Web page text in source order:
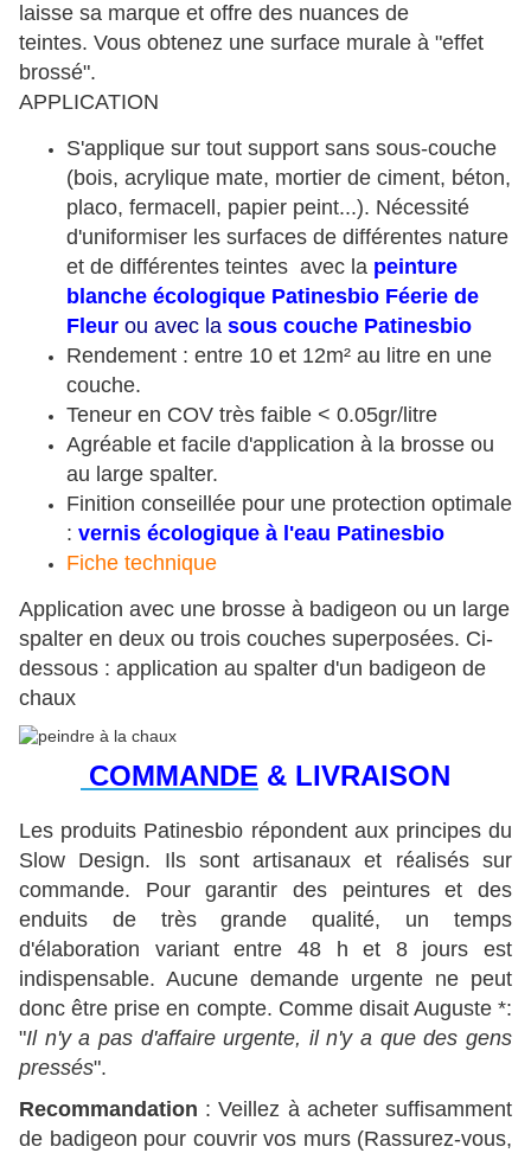
laisse sa marque et offre des nuances de
teintes. Vous obtenez une surface murale à "effet
brossé".
APPLICATION
S'applique sur tout support sans sous-couche
(bois, acrylique mate, mortier de ciment, béton,
placo, fermacell, papier peint...). Nécessité
d'uniformiser les surfaces de différentes nature
et de différentes teintes avec la peinture
blanche écologique Patinesbio Féerie de
Fleur ou avec la sous couche Patinesbio
Rendement : entre 10 et 12m² au litre en une
couche.
Teneur en COV très faible < 0.05gr/litre
Agréable et facile d'application à la brosse ou
au large spalter.
Finition conseillée pour une protection optimale
: vernis écologique à l'eau Patinesbio
Fiche technique
Application avec une brosse à badigeon ou un large
spalter en deux ou trois couches superposées. Ci-
dessous : application au spalter d'un badigeon de
chaux
COMMANDE & LIVRAISON
Les produits Patinesbio répondent aux principes du
Slow Design. Ils sont artisanaux et réalisés sur
commande. Pour garantir des peintures et des
enduits de très grande qualité, un temps
d'élaboration variant entre 48 h et 8 jours est
indispensable. Aucune demande urgente ne peut
donc être prise en compte. Comme disait Auguste *:
"Il n'y a pas d'affaire urgente, il n'y a que des gens
pressés".
Recommandation : Veillez à acheter suffisamment
de badigeon pour couvrir vos murs (Rassurez-vous,